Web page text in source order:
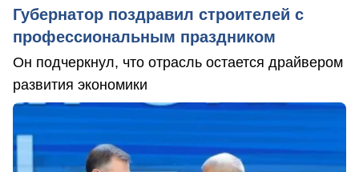
Губернатор поздравил строителей с
профессиональным праздником
Он подчеркнул, что отрасль остается драйвером
развития экономики